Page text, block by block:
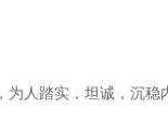
人踏实，坦诚，沉稳